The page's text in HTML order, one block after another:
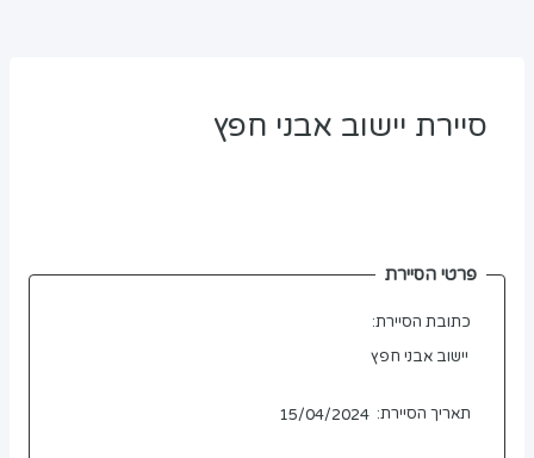
פרטי הסיירת
כתובת הסיירת:
תאריך הסיירת: